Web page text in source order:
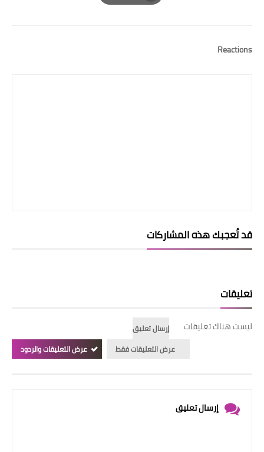
Print
Reactions
قد تُعجبك هذه المشاركات
تعليقات
ليست هناك تعليقات
إرسال تعليق
عرض التعليقات فقط
عرض التعليقات والردود
إرسال تعليق